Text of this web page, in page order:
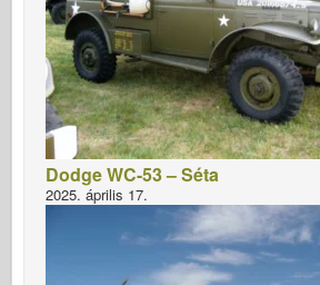
Dodge WC-53 – Séta
2025. április 17.